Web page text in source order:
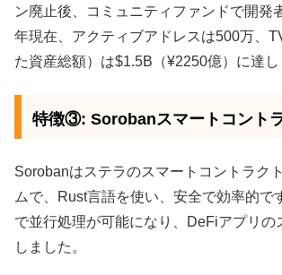
ン廃止後、コミュニティファンドで開発
年現在、アクティブアドレスは500万、
た資産総額）は$1.5B（¥2250億）に達し
特徴③: Sorobanスマートコント
Sorobanはステラのスマートコントラク
ムで、Rust言語を使い、安全で効率的で
で並行処理が可能になり、DeFiアプリの
しました。